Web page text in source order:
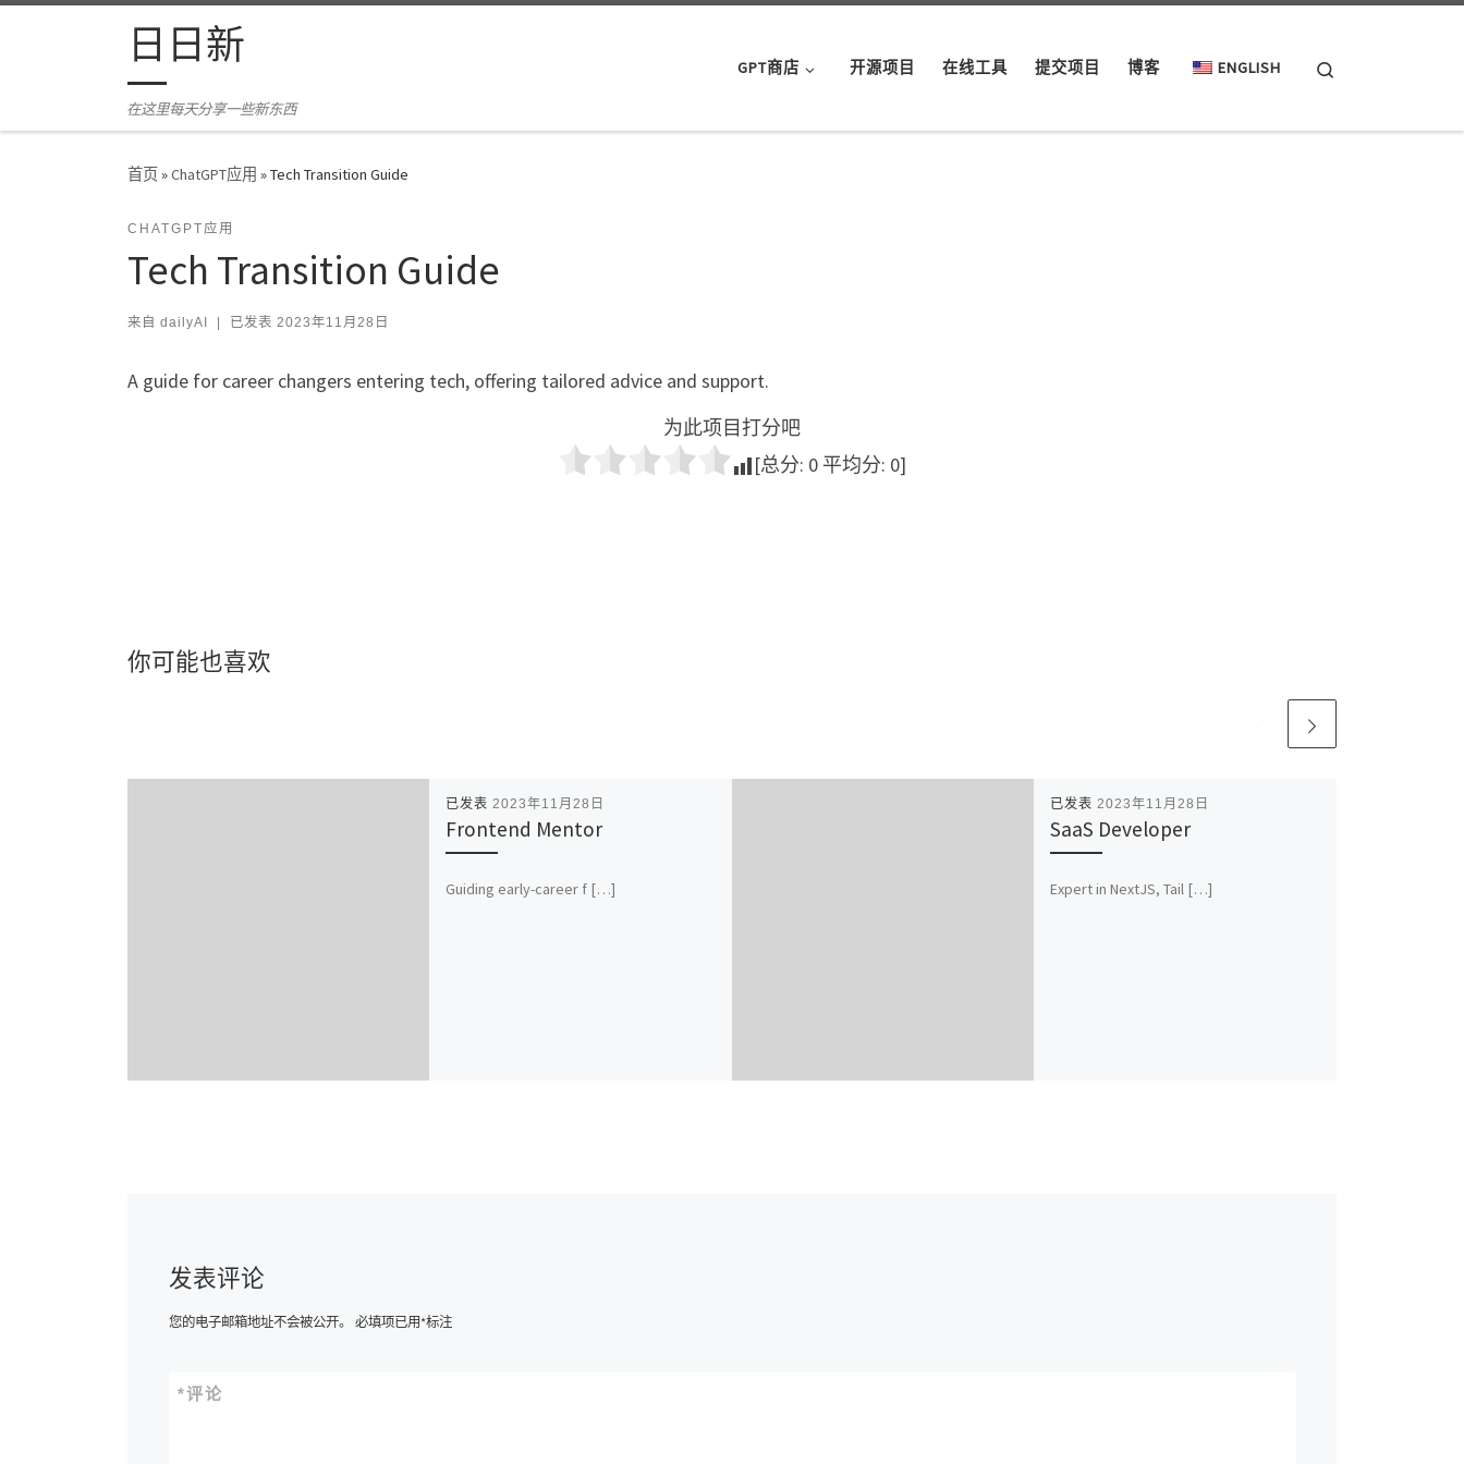
Skip to content日日新
在这里每天分享一些新东西
GPT商店 开源项目 在线工具 提交项目 博客 ENGLISH
首页»ChatGPT应用 »Tech Transition Guide
CHATGPT应用
Tech Transition Guide
来自 dailyAI 已发表 2023年11月28日
A guide for career changers entering tech, offering tailored advice and support.
为此项目打分吧
[总分: 0 平均分: 0]
你可能也喜欢
已发表 2023年11月28日
Frontend Mentor
Guiding early-career f […]
已发表 2023年11月28日
SaaS Developer
Expert in NextJS, Tail […]
发表评论
您的电子邮箱地址不会被公开。 必填项已用*标注
评论
*